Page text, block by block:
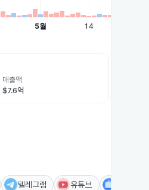
매출액
$7.6억
텔레그램 유튜브